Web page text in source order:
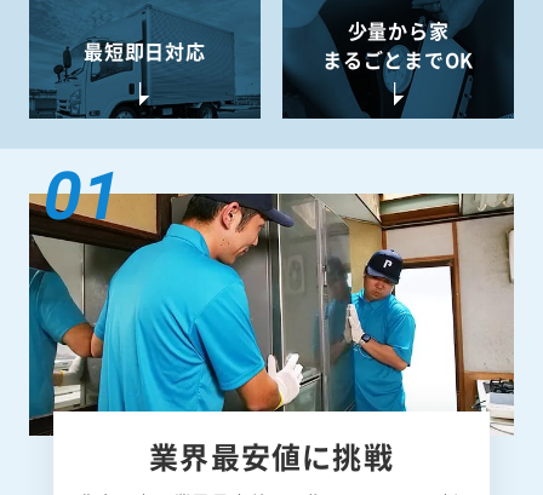
最短即日対応
少量から家
まるごとまでOK
業界最安値に挑戦